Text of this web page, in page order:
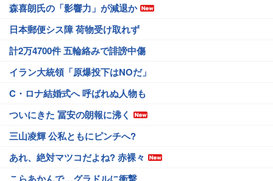
森喜朗氏の「影響力」が減退か
日本郵便シス障 荷物受け取れず
計2万4700件 五輪絡みで誹謗中傷
イラン大統領「原爆投下はNOだ」
C・ロナ結婚式へ 呼ばれぬ人物も
ついにきた 冨安の朗報に沸く
三山凌輝 公私ともにピンチへ?
あれ、絶対マツコだよね? 赤裸々